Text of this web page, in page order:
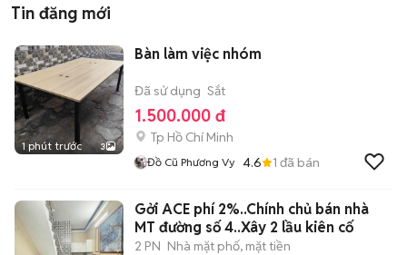
Tin đăng mới
1 phút trước 3
Bàn làm việc nhóm
Đã sử dụng Sắt
1.500.000 đ
Tp Hồ Chí Minh
Đồ Cũ Phương Vy 4.6 1 đã bán
Gởi ACE phí 2%..Chính chủ bán nhà
MT đường số 4..Xây 2 lầu kiên cố
2 PN Nhà mặt phố, mặt tiền